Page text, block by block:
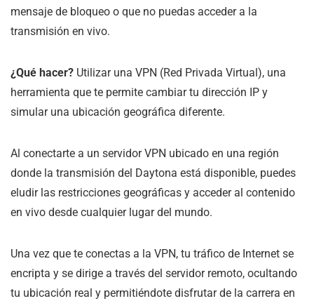
mensaje de bloqueo o que no puedas acceder a la
transmisión en vivo.
¿Qué hacer? Utilizar una VPN (Red Privada Virtual), una
herramienta que te permite cambiar tu dirección IP y
simular una ubicación geográfica diferente.
Al conectarte a un servidor VPN ubicado en una región
donde la transmisión del Daytona está disponible, puedes
eludir las restricciones geográficas y acceder al contenido
en vivo desde cualquier lugar del mundo.
Una vez que te conectas a la VPN, tu tráfico de Internet se
encripta y se dirige a través del servidor remoto, ocultando
tu ubicación real y permitiéndote disfrutar de la carrera en